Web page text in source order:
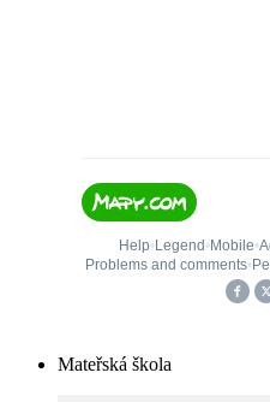
Mateřská škola